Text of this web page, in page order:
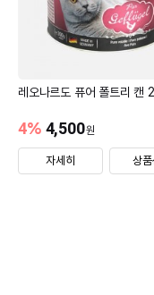
레오나르도 퓨어 폴트리 캔
4,500원
4%
자세히 상품